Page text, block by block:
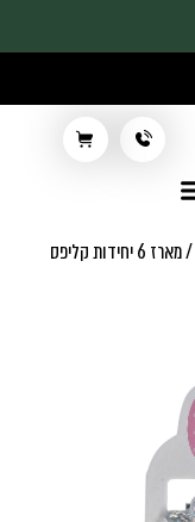
/ מארז 6 יחידות קליפס